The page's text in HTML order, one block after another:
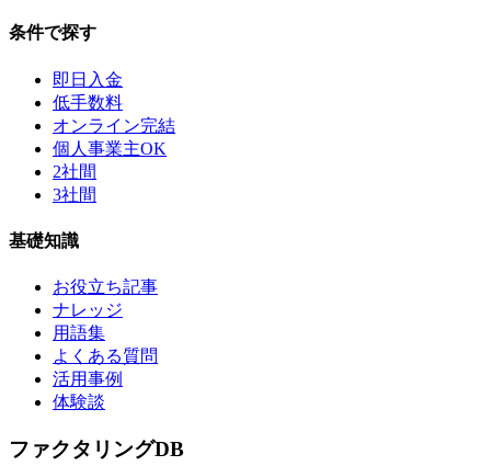
条件で探す
即日入金
低手数料
オンライン完結
個人事業主OK
2社間
3社間
基礎知識
お役立ち記事
ナレッジ
用語集
よくある質問
活用事例
体験談
ファクタリングDB